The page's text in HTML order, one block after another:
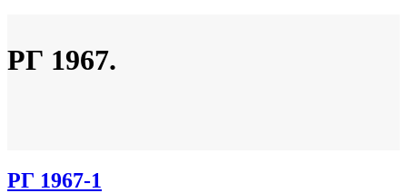
РГ 1967.
РГ 1967-1